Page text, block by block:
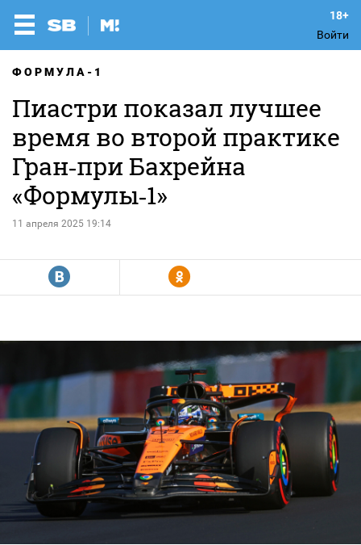
Войти
ФОРМУЛА-1
Пиастри показал лучшее
время во второй практике
Гран‑при Бахрейна
«Формулы‑1»
11 апреля 2025 19:14
R Y